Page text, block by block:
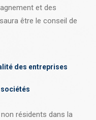
et des
être le conseil de
des entreprises
résidents dans la